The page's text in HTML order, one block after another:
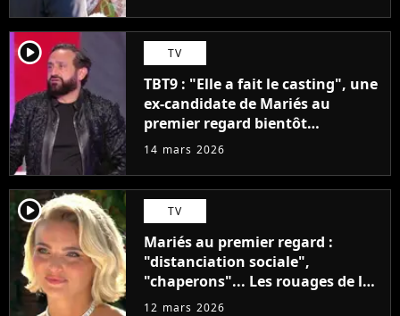
player2 TV
TBT9 : "Elle a fait le casting", une
ex-candidate de Mariés au
premier regard bientôt
chroniqueuse de Cyril Hanouna ?
14 mars 2026
player2 TV
Mariés au premier regard :
"distanciation sociale",
"chaperons"... Les rouages de la
production dévoilés
12 mars 2026